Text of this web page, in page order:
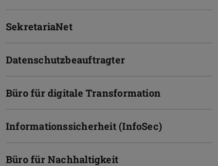
SekretariaNet
Datenschutzbeauftragter
Büro für digitale Transformation
Informationssicherheit (InfoSec)
Büro für Nachhaltigkeit